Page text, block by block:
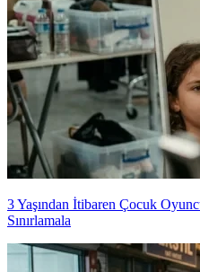
3 Yaşından İtibaren Çocuk
Sınırlamala